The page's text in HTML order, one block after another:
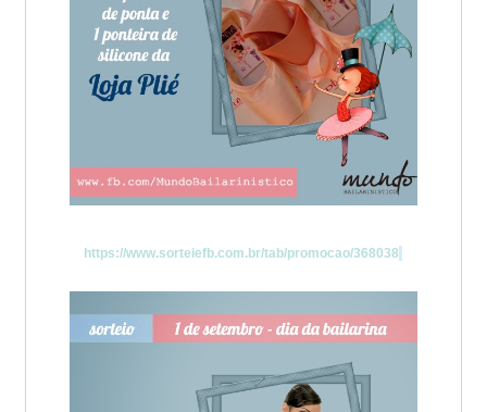
https://www.sorteiefb.com.br/tab/promocao/368038